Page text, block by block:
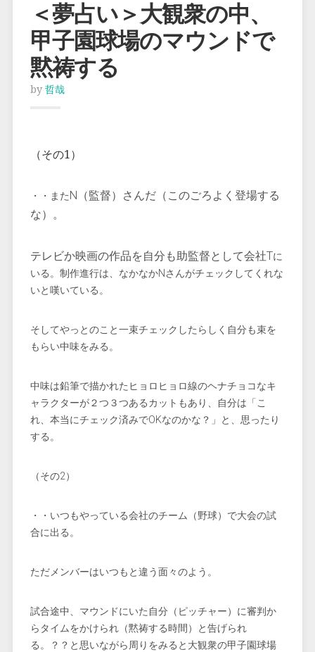
＜夢占い＞大観衆の中、
甲子園球場のマウンドで
黙祷する
by 哲哉
（その1）
・・またN（監督）さんだ（このごろよく登場する
な）。
テレビか映画の作品を自分も助監督として会社Tに
いる。制作進行は、なかなかNさんがチェックしてくれな
いと嘆いている。
そしてやっとのこと一束チェックしたらしく自分も束を
もらい中味をみる。
中味は鉛筆で描かれたヒョロヒョロ線のヘナチョコなキ
ャラクターが２つ３つあるカットもあり、自分は「こ
れ、本当にチェック済みでOKなのかな？」と、思ったり
する。
（その2）
・・いつもやっている会社のチーム（野球）で大会の試
合に出る。
ただメンバーはいつもと違う面々のよう。
試合途中、マウンドにいた自分（ピッチャー）に審判か
らタイムをかけられ（黙祷する時間）と告げられ
る。？？と思いながら周りをみると大観衆の甲子園球場